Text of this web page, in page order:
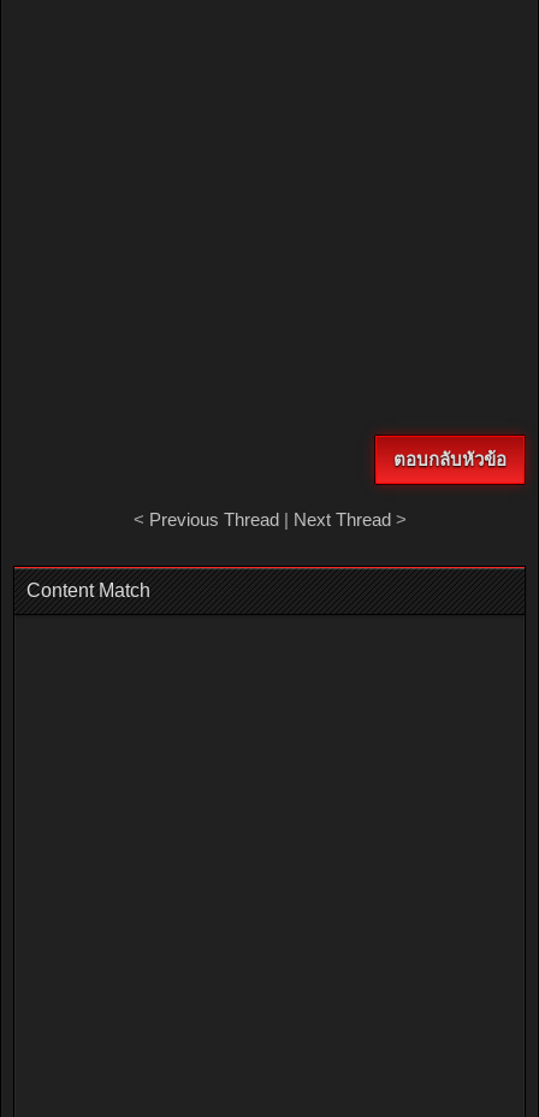
ตอบกลับหัวข้อ
< Previous Thread| Next Thread>
Content Match